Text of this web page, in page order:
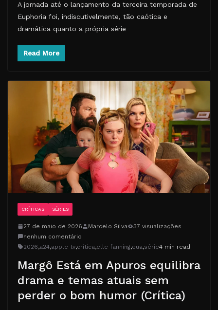
A jornada até o lançamento da terceira temporada de
Euphoria foi, indiscutivelmente, tão caótica e
dramática quanto a própria série
Read More
CRÍTICAS SÉRIES
27 de maio de 2026 Marcelo Silva
37 visualizações
nenhum comentário
2026,a24,apple tv,crítica,elle fanning,eua,série4 min read
Margô Está em Apuros equilibra
drama e temas atuais sem
perder o bom humor (Crítica)